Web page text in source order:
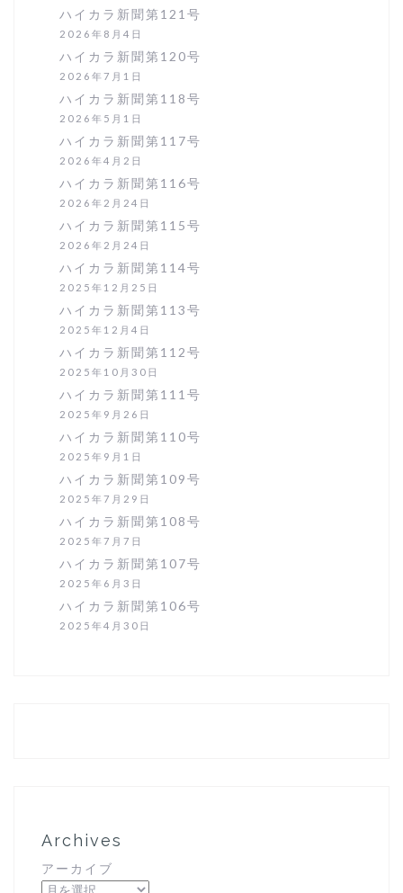
ハイカラ新聞第121号
2026年8月4日
ハイカラ新聞第120号
2026年7月1日
ハイカラ新聞第118号
2026年5月1日
ハイカラ新聞第117号
2026年4月2日
ハイカラ新聞第116号
2026年2月24日
ハイカラ新聞第115号
2026年2月24日
ハイカラ新聞第114号
2025年12月25日
ハイカラ新聞第113号
2025年12月4日
ハイカラ新聞第112号
2025年10月30日
ハイカラ新聞第111号
2025年9月26日
ハイカラ新聞第110号
2025年9月1日
ハイカラ新聞第109号
2025年7月29日
ハイカラ新聞第108号
2025年7月7日
ハイカラ新聞第107号
2025年6月3日
ハイカラ新聞第106号
2025年4月30日
Archives
アーカイブ